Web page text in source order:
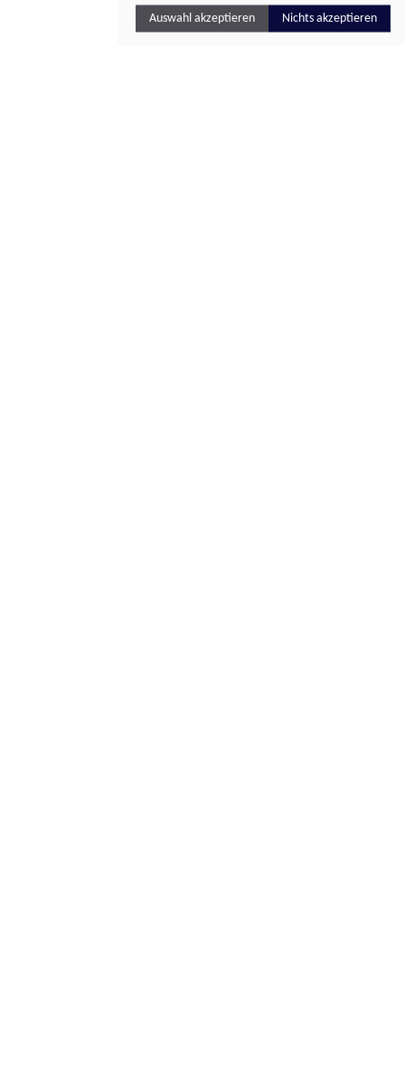
Auswahl akzeptieren Nichts akzeptieren